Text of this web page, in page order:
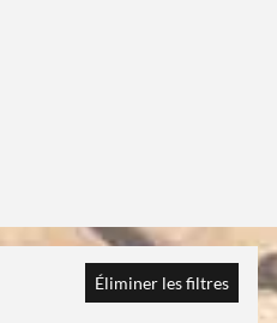
Éliminer les filtres